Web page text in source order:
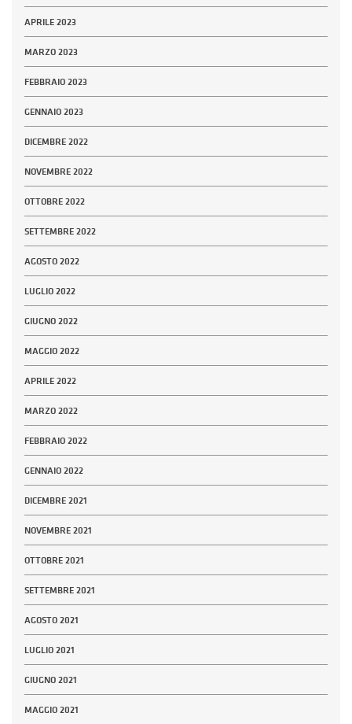
APRILE 2023
MARZO 2023
FEBBRAIO 2023
GENNAIO 2023
DICEMBRE 2022
NOVEMBRE 2022
OTTOBRE 2022
SETTEMBRE 2022
AGOSTO 2022
LUGLIO 2022
GIUGNO 2022
MAGGIO 2022
APRILE 2022
MARZO 2022
FEBBRAIO 2022
GENNAIO 2022
DICEMBRE 2021
NOVEMBRE 2021
OTTOBRE 2021
SETTEMBRE 2021
AGOSTO 2021
LUGLIO 2021
GIUGNO 2021
MAGGIO 2021